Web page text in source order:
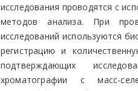
исследования проводятся с
методов анализа. При
исследований используются
регистрацию и
подтверждающих
хроматографии с масс-